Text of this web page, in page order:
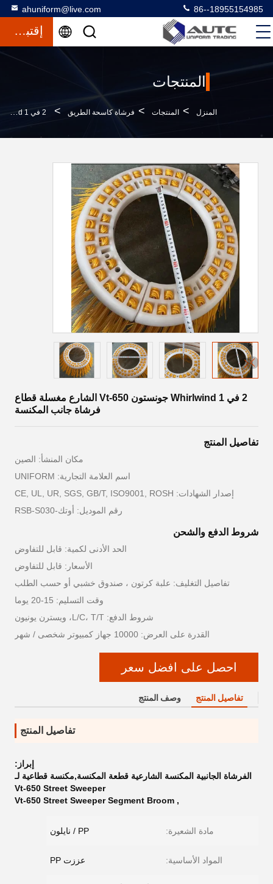
ahuniform@live.com 86--18955154985
إقتباس
المنتجات
المنزل > المنتجات > فرشاة كاسحة الطريق > 2 في 1 Whirlwind جونستون Vt-650 الشارع مغسلة قطاع فرشاة جانب المكنسة
2 في 1 Whirlwind جونستون Vt-650 الشارع مغسلة قطاع
فرشاة جانب المكنسة
تفاصيل المنتج
مكان المنشأ: الصين
اسم العلامة التجارية: UNIFORM
إصدار الشهادات: CE, UL, UR, SGS, GB/T, ISO9001, ROSH
رقم الموديل: أوتك-RSB-S030
شروط الدفع والشحن
الحد الأدنى لكمية: قابل للتفاوض
الأسعار: قابل للتفاوض
تفاصيل التغليف: علبة كرتون ، صندوق خشبي أو حسب الطلب
وقت التسليم: 15-20 يوما
شروط الدفع: L/C، T/T، ويسترن يونيون
القدرة على العرض: 10000 جهاز كمبيوتر شخصى / شهر
احصل على افضل سعر
تفاصيل المنتج وصف المنتج
تفاصيل المنتج
إبراز:
الفرشاة الجانبية المكنسة الشارعية قطعة المكنسة,مكنسة قطاعية لـ
Vt-650 Street Sweeper
,
Vt-650 Street Sweeper Segment Broom
مادة الشعيرة: PP / نايلون
المواد الأساسية: عززت PP